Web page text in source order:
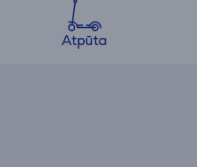
Atpūta